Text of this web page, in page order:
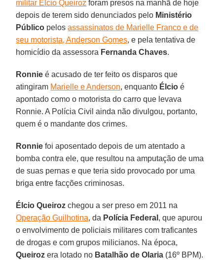
militar Élcio Queiroz foram presos na manhã de hoje
depois de terem sido denunciados pelo Ministério
Público pelosassassinatos de Marielle Franco e de
seu motorista, Anderson Gomes, e pela tentativa de
homicídio da assessora Fernanda Chaves.
Ronnie é acusado de ter feito os disparos que
atingiram Marielle e Anderson, enquanto Élcio é
apontado como o motorista do carro que levava
Ronnie. A Polícia Civil ainda não divulgou, portanto,
quem é o mandante dos crimes.
Ronnie foi aposentado depois de um atentado a
bomba contra ele, que resultou na amputação de uma
de suas pernas e que teria sido provocado por uma
briga entre facções criminosas.
Élcio Queiroz chegou a ser preso em 2011 na
Operação Guilhotina, da Polícia Federal , que apurou
o envolvimento de policiais militares com traficantes
de drogas e com grupos milicianos. Na época,
Queiroz era lotado no Batalhão de Olaria (16º BPM).